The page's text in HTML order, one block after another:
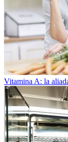
Vitamina A: la